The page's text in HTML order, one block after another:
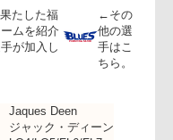
を果たした福
チームを紹介
選手が加入し